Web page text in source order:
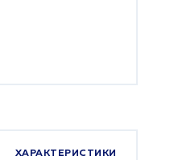
ХАРАКТЕРИСТИКИ